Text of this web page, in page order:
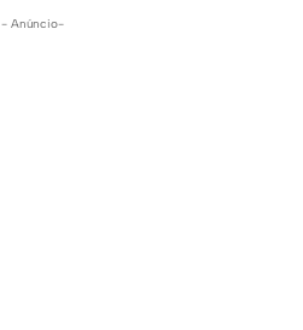
- Anúncio-